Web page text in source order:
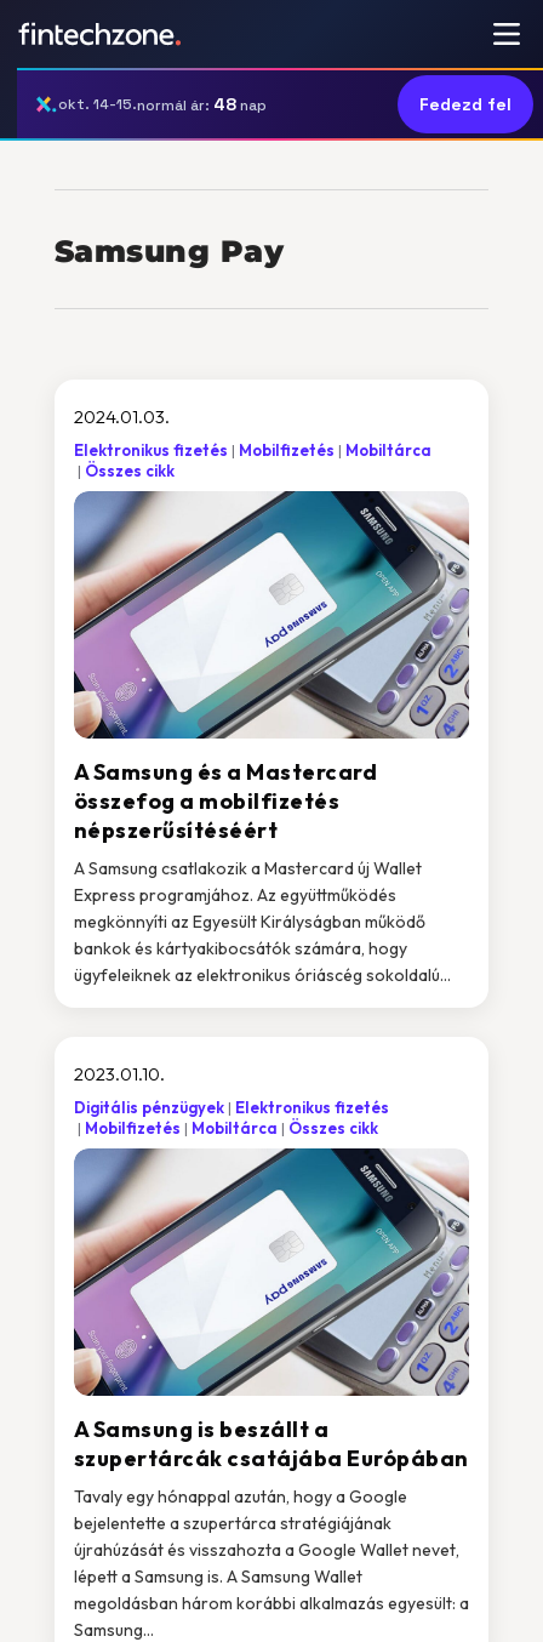
okt. 14-15.normál ár: 48nap Fedezd fel
Samsung Pay
A Samsung és a Mastercard
összefog a mobilfizetés
népszerűsítéséért
2024.01.03.
Elektronikus fizetés Mobilfizetés
Mobiltárca
Összes cikk
A Samsung csatlakozik a Mastercard új Wallet
Express programjához. Az együttműködés
megkönnyíti az Egyesült Királyságban működő
bankok és kártyakibocsátók számára, hogy
ügyfeleiknek az elektronikus óriáscég sokoldalú...
A Samsung is beszállt a
szupertárcák csatájába Európában
2023.01.10.
Digitális pénzügyek
Elektronikus fizetés
Mobilfizetés
Mobiltárca Összes cikk
Tavaly egy hónappal azután, hogy a Google
bejelentette a szupertárca stratégiájának
újrahúzását és visszahozta a Google Wallet nevet,
lépett a Samsung is. A Samsung Wallet
megoldásban három korábbi alkalmazás egyesült: a
Samsung...